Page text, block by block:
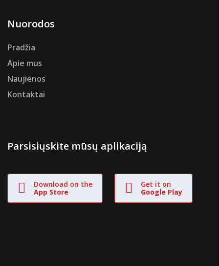
Nuorodos
Pradžia
Apie mus
Naujienos
Kontaktai
Parsisiųskite mūsų aplikaciją
Download on the
App Store
Get it on
Google Play